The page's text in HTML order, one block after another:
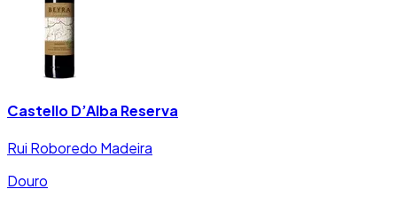
Castello D’Alba Reserva
Rui Roboredo Madeira
Douro